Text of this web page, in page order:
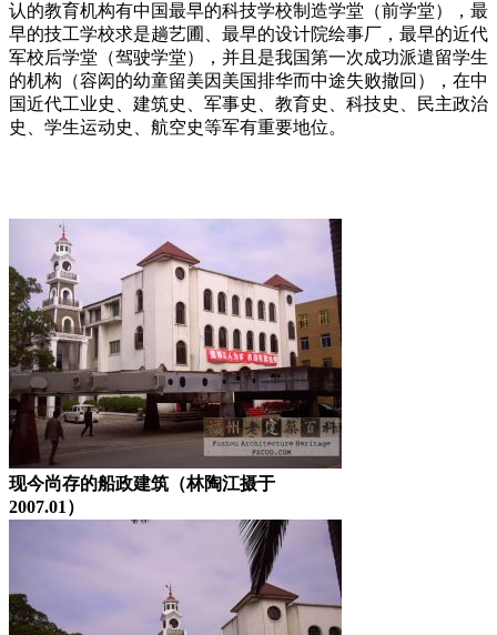
认的教育机构有中国最早的科技学校制造学堂（前学堂），最
早的技工学校求是趟艺圃、最早的设计院绘事厂，最早的近代
军校后学堂（驾驶学堂），并且是我国第一次成功派遣留学生
的机构（容闳的幼童留美因美国排华而中途失败撤回），在中
国近代工业史、建筑史、军事史、教育史、科技史、民主政治
史、学生运动史、航空史等军有重要地位。
现今尚存的船政建筑（林陶江摄于
2007.01）